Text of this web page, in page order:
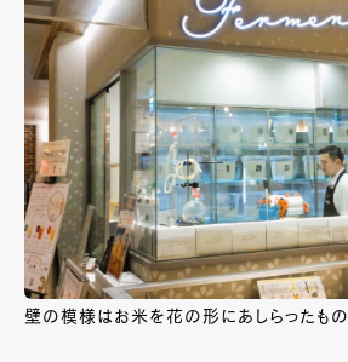
壁の模様はお米を花の形にあしらったもの